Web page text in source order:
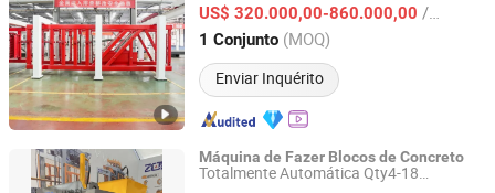
US$ 320.000,00-860.000,00 / Conjunto
1 Conjunto (MOQ)
Enviar Inquérito
Shandong, China Desde 2014
Máquina de Fazer Blocosde Concreto
Totalmente Automática Qty4-18
ZCJK Intelligent Machinery Wuhan Co., Ltd.